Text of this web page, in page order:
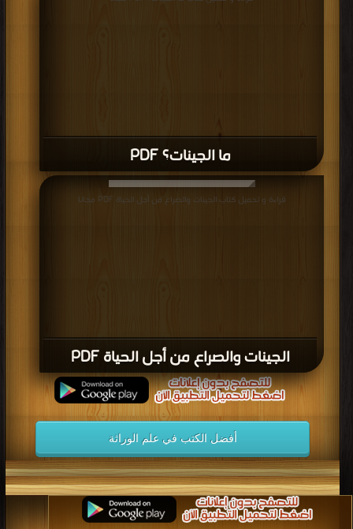
ما الجينات؟ PDF
الجينات والصراع من أجل الحياة PDF
قراءة و تحميل كتاب الجينات والصراع من أجل الحياة PDF مجانا
أفضل الكتب في علم الوراثة